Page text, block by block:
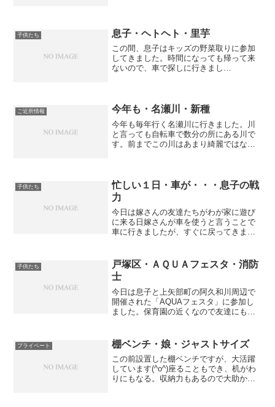
いつの間には描かれていま...
子供たち 息子・ヘトヘト・里芋
この間、息子はキッズの野菜取りに参加
してきました。時間になっても帰って来
ないので、車で探しに行きまし
にそうな顔で歩いていました・・・(...
ご近所情報 今年も・名瀬川・新種
今年も毎年行く名瀬川に行きました。川
と言っても自転車で数分の所にある川で
す。前までこの川はあまり綺麗ではな
その結果、ザリガニ...
子供たち
忙しい１日・車が・・・息子の戦
力
今日は嫁さんの友達たちがわが家に遊び
に来る日嫁さんが車を使うと言うことで
車に行きましたが、すぐに戻ってきまし
い・・・防犯ブザーのランプもついてい
ない・・・汗バッテリー切れ？...
子供たち
戸塚区・ＡＱＵＡフェスタ・消防
士
今日は息子と上矢部町の阿久和川周辺で
開催された「AQUAフェスタ」に参加し
ました。保育園の近くなので友達にもた
ました・・・笑すると、遠くの原っぱに
消防車が止まっているの...
プライベート 棚ベンチ・娘・ジャストサイズ
この前設置した棚ベンチですが、大活躍
しています(^o^)座ることもでき、机がわ
りにもなる。収納力もあるので大助かり